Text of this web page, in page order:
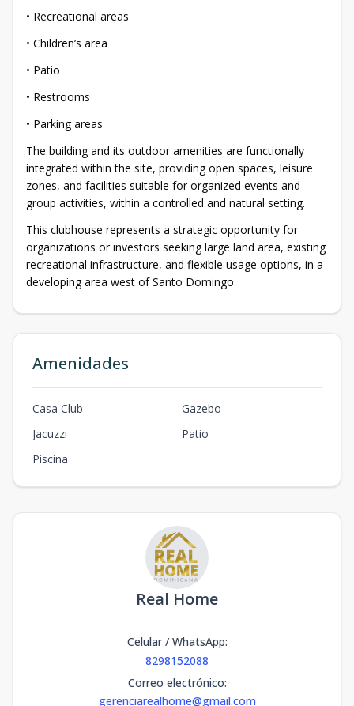
• Recreational areas
• Children’s area
• Patio
• Restrooms
• Parking areas
The building and its outdoor amenities are functionally
integrated within the site, providing open spaces, leisure
zones, and facilities suitable for organized events and
group activities, within a controlled and natural setting.
This clubhouse represents a strategic opportunity for
organizations or investors seeking large land area, existing
recreational infrastructure, and flexible usage options, in a
developing area west of Santo Domingo.
Amenidades
Casa Club
Gazebo
Jacuzzi
Patio
Piscina
Real Home
Celular / WhatsApp:
8298152088
Correo electrónico:
gerenciarealhome@gmail.com